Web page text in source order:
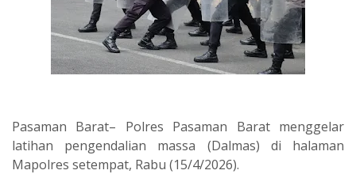
Pasaman Barat– Polres Pasaman Barat menggelar
latihan pengendalian massa (Dalmas) di halaman
Mapolres setempat, Rabu (15/4/2026).